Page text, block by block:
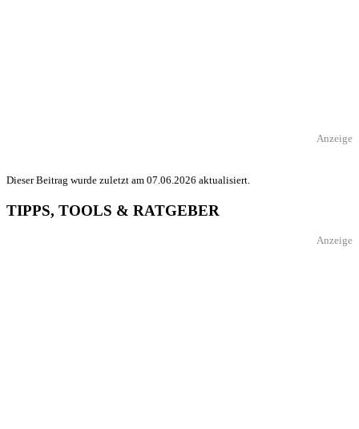
Anzeige
Dieser Beitrag wurde zuletzt am 07.06.2026 aktualisiert.
TIPPS, TOOLS & RATGEBER
Anzeige